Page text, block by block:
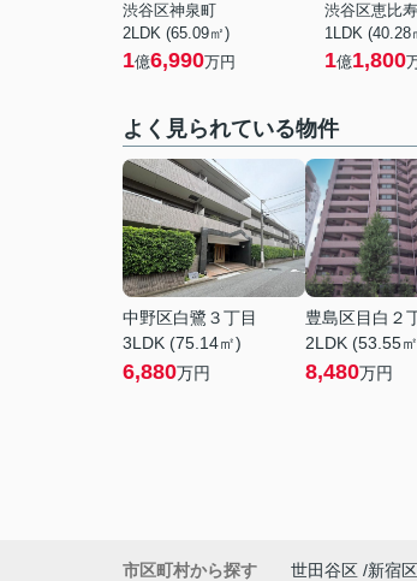
渋谷区神泉町
2LDK (65.09㎡)
1億6,990万円
渋谷区恵比
1LDK (40.28
1億1,800
よく見られている物件
中野区白鷺３丁目
3LDK (75.14㎡)
6,880万円
豊島区目白２
2LDK (53.55
8,480万円
市区町村から探す 世田谷区 新宿区